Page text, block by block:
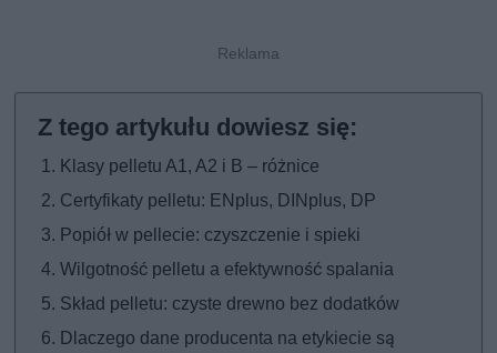
Klasy pelletu A1, A2 i B – różnice
Certyfikaty pelletu: ENplus, DINplus, DP
Popiół w pellecie: czyszczenie i spieki
Wilgotność pelletu a efektywność spalania
Skład pelletu: czyste drewno bez dodatków
Dlaczego dane producenta na etykiecie są